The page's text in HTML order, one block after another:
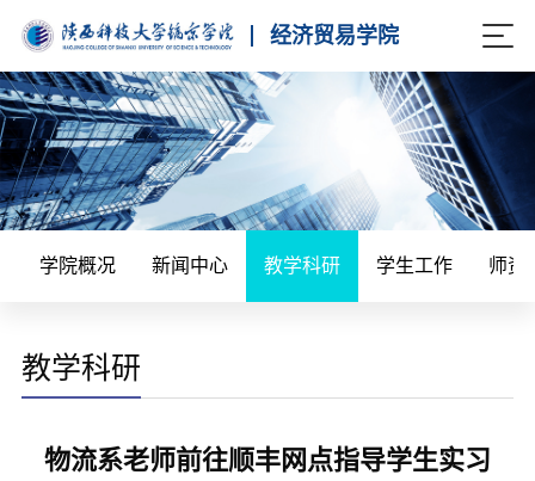
经济贸易学院
学院概况 新闻中心 教学科研 学生工作 师资
教学科研
物流系老师前往顺丰网点指导学生实习